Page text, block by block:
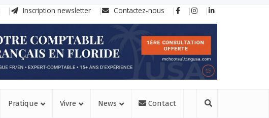
Inscription newsletter Contactez-nous
Pratique Vivre News Contact